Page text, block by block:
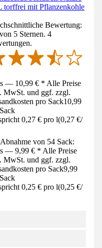
torffrei mit Pflanzenkohle
Bewertung:
5 Sternen. 4
— 10,99 € * Alle Preise
MwSt. und ggf. zzgl.
pro Sack10,99
Sack
0,27 € pro l(0,27 €/
von 54 Sack:
— 9,99 € * Alle Preise
MwSt. und ggf. zzgl.
pro Sack9,99
Sack
0,25 € pro l(0,25 €/